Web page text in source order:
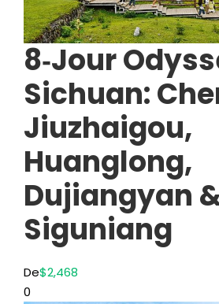
8‑Jour
Sichuan:
Jiuzhaigou,
Huanglong,
Dujiangyan
Siguniang
De$2,468
0